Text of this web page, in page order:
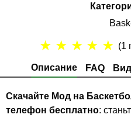
Описание FAQ
★ ★ ★ ★ ★ (1
Скачайте Мод на
телефон бесплатно: